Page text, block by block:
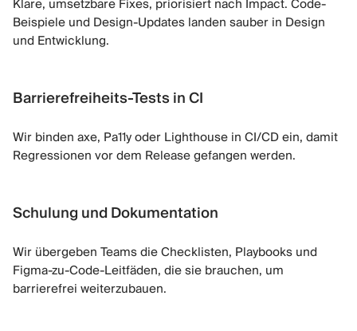
Beispiele und Design-Updates landen sauber in Design
und Entwicklung.
Barrierefreiheits-Tests in CI
Wir binden axe, Pa11y oder Lighthouse in CI/CD ein, damit
Regressionen vor dem Release gefangen werden.
Schulung und Dokumentation
Wir übergeben Teams die Checklisten, Playbooks und
Figma-zu-Code-Leitfäden, die sie brauchen, um
barrierefrei weiterzubauen.